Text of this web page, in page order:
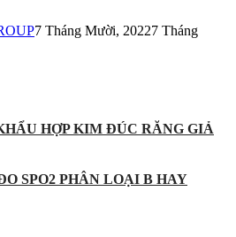
7 Tháng Mười, 20227 Tháng
HỢP KIM ĐÚC RĂNG GIẢ
SPO2 PHÂN LOẠI B HAY